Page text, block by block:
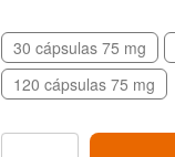
30 cápsulas 75 mg
120 cápsulas 75 mg